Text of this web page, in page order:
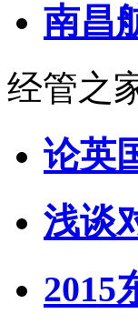
南昌
经管之
论英
浅谈
2015